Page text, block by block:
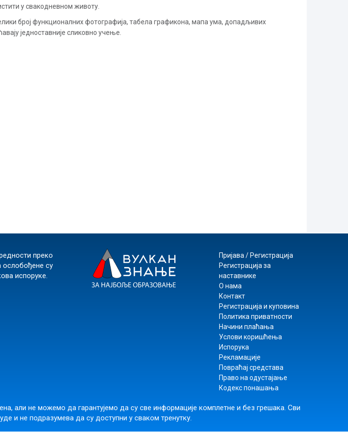
у свакодневном животу.
број функционалних фотографија, табела графикона, мапа ума, допадљивих
једноставније сликовно учење.
преко
ослобођене су
испоруке.
Пријава / Регистрација
Регистрација за
наставнике
О нама
Контакт
Регистрација и куповина
Политика приватности
Начини плаћања
Услови коришћења
Испорука
Рекламације
Повраћај средстава
Право на одустајање
Кодекс понашања
али не можемо да гарантујемо да су све информације комплетне и без грешака. Сви
и не подразумева да су доступни у сваком тренутку.